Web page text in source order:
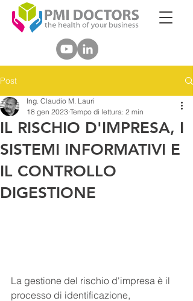
Post
IL RISCHIO D'IMPRESA, I
SISTEMI INFORMATIVI E
IL CONTROLLO
DIGESTIONE
Ing. Claudio M. Lauri
18 gen 2023 Tempo di lettura: 2 min
La gestione del rischio d'impresa è il
processo di identificazione,